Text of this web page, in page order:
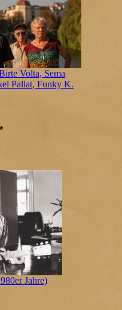
Volta, Sema
Pallat, Funky K.
Jahre)